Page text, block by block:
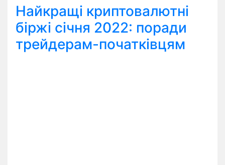
Найкращі криптовалютні
біржі січня 2022: поради
трейдерам-початківцям